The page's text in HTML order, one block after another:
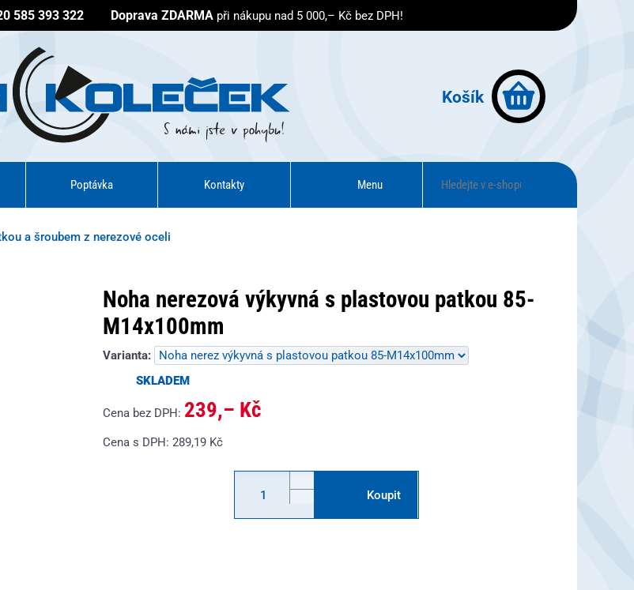
585 393 322 Doprava ZDARMA při nákupu nad 5 000,– Kč bez DPH!
Košík
Poptávka Kontakty Menu
a šroubem z nerezové oceli
Noha nerezová výkyvná s plastovou patkou 85-
M14x100mm
Varianta:
SKLADEM
Cena bez DPH: 239,– Kč
Cena s DPH: 289,19 Kč
Koupit